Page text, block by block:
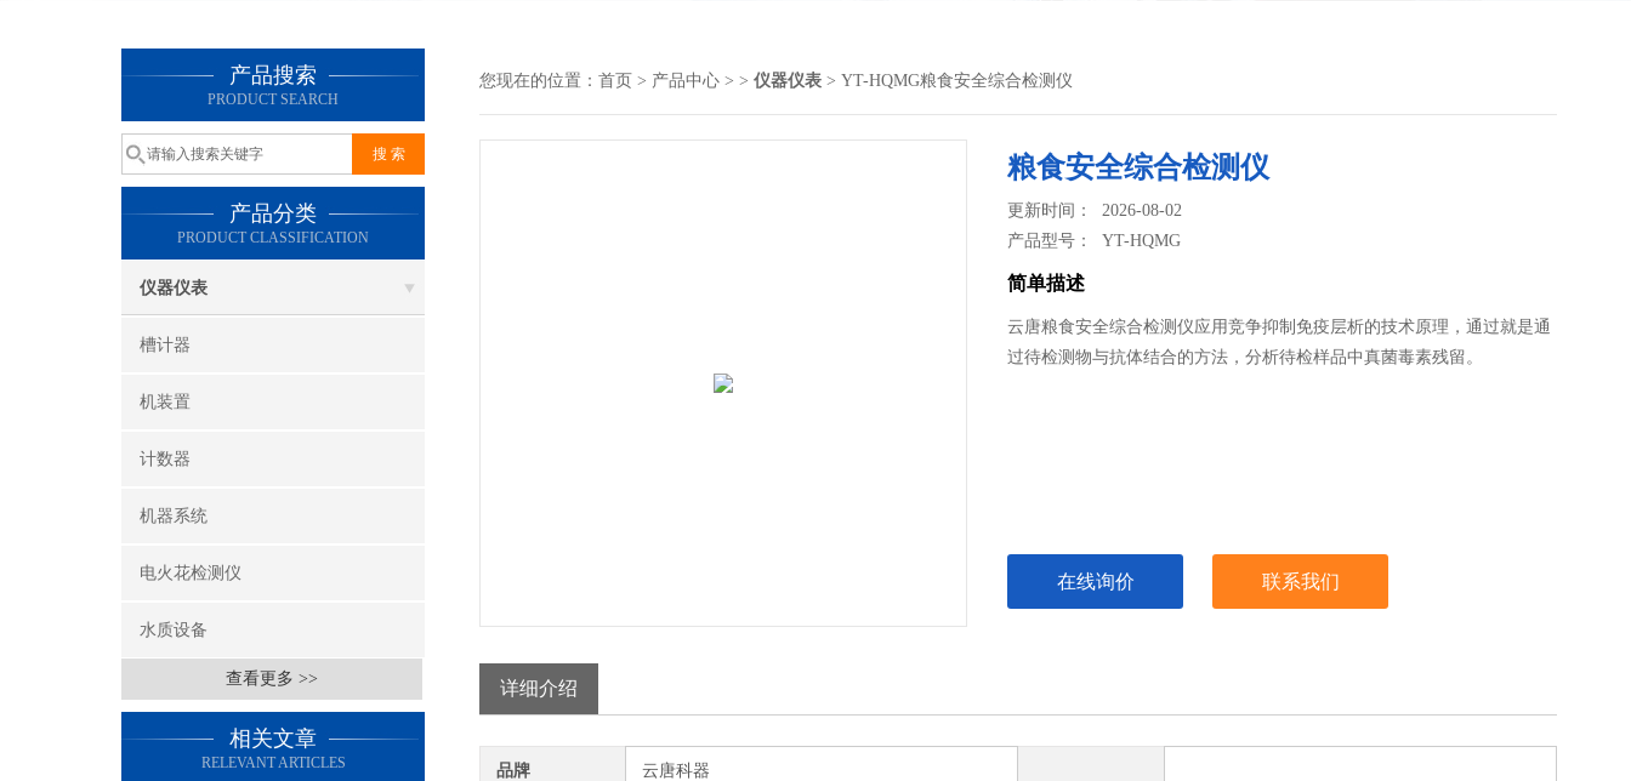
产品搜索
PRODUCT SEARCH
产品分类
PRODUCT CLASSIFICATION
仪器仪表
槽计器
机装置
计数器
机器系统
电火花检测仪
水质设备
查看更多 >>
相关文章
RELEVANT ARTICLES
您现在的位置： 首页 > 产品中心 > > 仪器仪表 > YT-HQMG粮食安全综合检测仪
粮食安全综合检测仪
更新时间： 2026-08-02
产品型号：YT-HQMG
简单描述
云唐粮食安全综合检测仪应用竞争抑制免疫层析的技术原理，通过就是通
过待检测物与抗体结合的方法，分析待检样品中真菌毒素残留。
在线询价 联系我们
详细介绍
品牌 云唐科器